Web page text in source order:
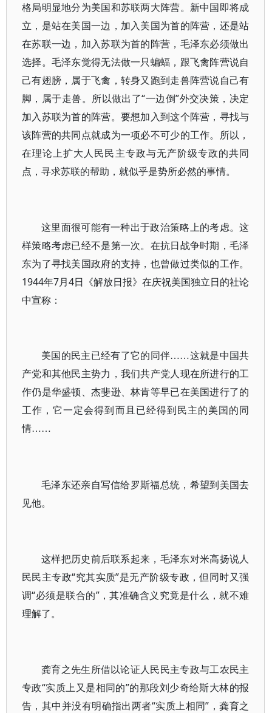
格局明显地分为美国和苏联两大阵营。新中国即将成
立，是站在美国一边，加入美国为首的阵营，还是站
在苏联一边，加入苏联为首的阵营，毛泽东必须做出
选择。毛泽东觉得无法做一只蝙蝠，跟飞禽阵营说自
己有翅膀，属于飞禽，转身又跑到走兽阵营说自己有
脚，属于走兽。所以做出了“一边倒”外交决策，决定
加入苏联为首的阵营。要想加入到这个阵营，寻找与
该阵营的共同点就成为一项必不可少的工作。所以，
在理论上扩大人民民主专政与无产阶级专政的共同
点，寻求苏联的帮助，就似乎是势所必然的事情。
这里面很可能有一种出于政治策略上的考虑。这
样策略考虑已经不是第一次。在抗日战争时期，毛泽
东为了寻找美国政府的支持，也曾做过类似的工作。
1944年7月4日《解放日报》在庆祝美国独立日的社论
中宣称：
美国的民主已经有了它的同伴……这就是中国共
产党和其他民主势力，我们共产党人现在所进行的工
作仍是华盛顿、杰斐逊、林肯等早已在美国进行了的
工作，它一定会得到而且已经得到民主的美国的同
情……
毛泽东还亲自写信给罗斯福总统，希望到美国去
见他。
这样把历史前后联系起来，毛泽东对米高扬说人
民民主专政“究其实质”是无产阶级专政，但同时又强
调“必须是联合的”，其准确含义究竟是什么，就不难
理解了。
龚育之先生所借以论证人民民主专政与工农民主
专政“实质上又是相同的”的那段刘少奇给斯大林的报
告，其中并没有明确指出两者“实质上相同”，龚育之